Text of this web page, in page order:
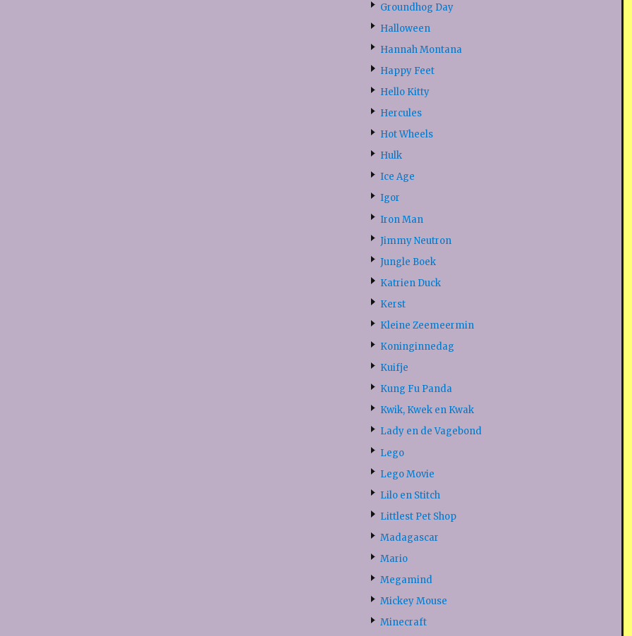
Groundhog Day
Halloween
Hannah Montana
Happy Feet
Hello Kitty
Hercules
Hot Wheels
Hulk
Ice Age
Igor
Iron Man
Jimmy Neutron
Jungle Boek
Katrien Duck
Kerst
Kleine Zeemeermin
Koninginnedag
Kuifje
Kung Fu Panda
Kwik, Kwek en Kwak
Lady en de Vagebond
Lego
Lego Movie
Lilo en Stitch
Littlest Pet Shop
Madagascar
Mario
Megamind
Mickey Mouse
Minecraft